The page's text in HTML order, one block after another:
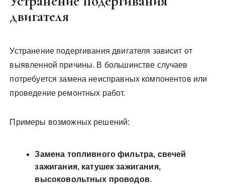
двигателя
Устранение подергивания двигателя зависит от
выявленной причины. В большинстве случаев
потребуется замена неисправных компонентов или
проведение ремонтных работ.
Примеры возможных решений:
Замена топливного фильтра, свечей
зажигания, катушек зажигания,
высоковольтных проводов.